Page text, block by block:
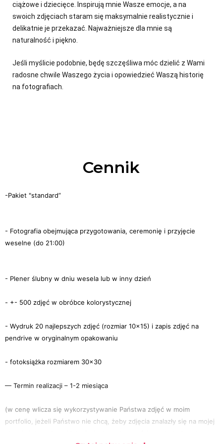
ciążowe i dziecięce. Inspirują mnie Wasze emocje, a na
swoich zdjęciach staram się maksymalnie realistycznie i
delikatnie je przekazać. Najważniejsze dla mnie są
naturalność i piękno.
Jeśli myślicie podobnie, będę szczęśliwa móc dzielić z Wami
radosne chwile Waszego życia i opowiedzieć Waszą historię
na fotografiach.
Cennik
-Pakiet "standard”
- Fotografia obejmująca przygotowania, ceremonię i przyjęcie
weselne (do 21:00)
- Plener ślubny w dniu wesela lub w inny dzień
- +- 500 zdjęć w obróbce kolorystycznej
- Wydruk 20 najlepszych zdjęć (rozmiar 10x15) i zapis zdjęć na
pendrive w oryginalnym opakowaniu
- fotoksiążka rozmiarem 30x30
— Termin realizacji – 1-2 miesiąca
(w cenę wlicza się wykorzystywanie Państwa zdjęć w moim
portfolio, jeżeli Państwo nie chcą, żeby zdjęcia znalazły się na mojej